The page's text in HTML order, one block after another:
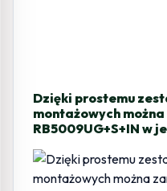
Dzięki prostemu
montażowych
RB5009UG+S+IN w